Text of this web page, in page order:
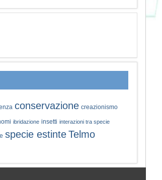
conservazione creazionismo
ibridazione insetti interazioni tra specie
specie estinteTelmo